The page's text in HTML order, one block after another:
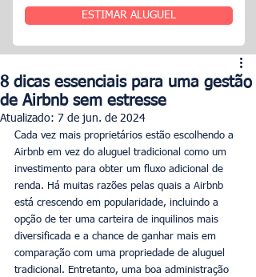
ESTIMAR ALUGUEL
8 dicas essenciais para uma gestão
de Airbnb sem estresse
Atualizado: 7 de jun. de 2024
Cada vez mais proprietários estão escolhendo a
Airbnb em vez do aluguel tradicional como um
investimento para obter um fluxo adicional de
renda. Há muitas razões pelas quais a Airbnb
está crescendo em popularidade, incluindo a
opção de ter uma carteira de inquilinos mais
diversificada e a chance de ganhar mais em
comparação com uma propriedade de aluguel
tradicional. Entretanto, uma boa administração